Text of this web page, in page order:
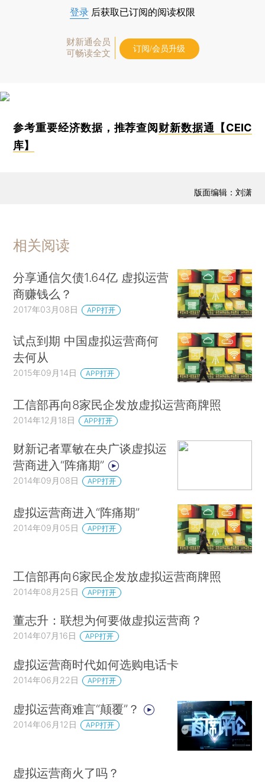
登录 后获取已订阅的阅读权限
财新通会员
可畅读全文
订阅/会员升级
参考重要经济数据，推荐查阅 财新数据通【CEIC
库】
版面编辑：刘潇
相关阅读
分享通信欠债1.64亿 虚拟运营
商赚钱么？
2017年03月08日 APP打开
试点到期 中国虚拟运营商何
去何从
2015年09月14日 APP打开
工信部再向8家民企发放虚拟运营商牌照
2014年12月18日 APP打开
财新记者覃敏在央广谈虚拟运
营商进入“阵痛期”
2014年09月08日 APP打开
虚拟运营商进入“阵痛期”
2014年09月05日 APP打开
工信部再向6家民企发放虚拟运营商牌照
2014年08月25日 APP打开
董志升：联想为何要做虚拟运营商？
2014年07月16日 APP打开
虚拟运营商时代如何选购电话卡
2014年06月22日 APP打开
虚拟运营商难言“颠覆”？
2014年06月12日 APP打开
虚拟运营商火了吗？